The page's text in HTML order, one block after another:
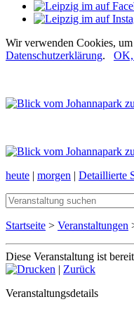
Wir verwenden Cookies,
Datenschutzerklärung. OK,
heute | morgen | Detaillierte
Startseite > Veranstaltungen
Diese Veranstaltung ist
| Zurück
Veranstaltungsdetails